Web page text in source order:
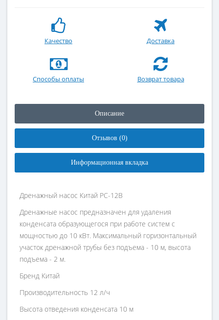
Качество Доставка
Способы оплаты Возврат товара
Описание
Отзывов (0)
Информационная вкладка
Дренажный насос Китай PC-12B
Дренажные насос предназначен для удаления
конденсата образующегося при работе систем с
мощностью до 10 кВт. Максимальный горизонтальный
участок дренажной трубы без подъема - 10 м, высота
подъема - 2 м.
Бренд Китай
Производительность 12 л/ч
Высота отведения конденсата 10 м